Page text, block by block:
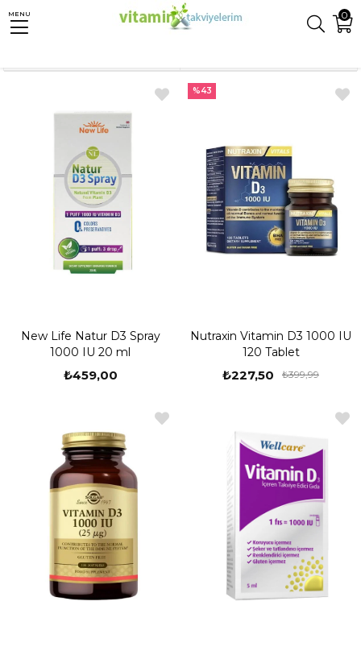
0
MENU
Anasayfa D Vitamini
New Life Natur D3 Spray
1000 IU 20 ml
₺459,00
Nutraxin Vitamin D3 1000 IU
120 Tablet
₺227,50 ₺399,99
%43